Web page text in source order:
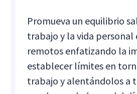
Promueva un equilibrio
trabajo y la vida personal
remotos enfatizando la
establecer límites en
trabajo y alentándolos a